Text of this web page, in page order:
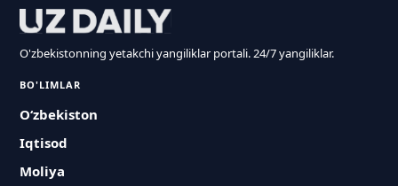
O'zbekistonning yetakchi yangiliklar portali. 24/7 yangiliklar.
BO'LIMLAR
O‘zbekiston
Iqtisod
Moliya